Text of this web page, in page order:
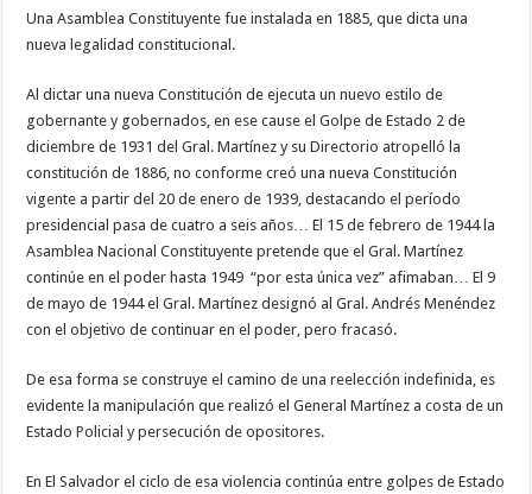
Una Asamblea Constituyente fue instalada en 1885, que dicta una
nueva legalidad constitucional.
Al dictar una nueva Constitución de ejecuta un nuevo estilo de
gobernante y gobernados, en ese cause el Golpe de Estado 2 de
diciembre de 1931 del Gral. Martínez y su Directorio atropelló la
constitución de 1886, no conforme creó una nueva Constitución
vigente a partir del 20 de enero de 1939, destacando el período
presidencial pasa de cuatro a seis años… El 15 de febrero de 1944 la
Asamblea Nacional Constituyente pretende que el Gral. Martínez
continúe en el poder hasta 1949 “por esta única vez” afimaban… El 9
de mayo de 1944 el Gral. Martínez designó al Gral. Andrés Menéndez
con el objetivo de continuar en el poder, pero fracasó.
De esa forma se construye el camino de una reelección indefinida, es
evidente la manipulación que realizó el General Martínez a costa de un
Estado Policial y persecución de opositores.
En El Salvador el ciclo de esa violencia continúa entre golpes de Estado